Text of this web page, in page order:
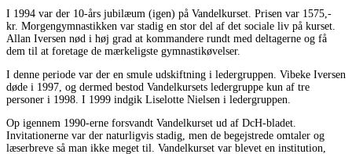
I 1994 var der 10-års jubilæum (igen) på Vandelkurset. Prisen var 1575,-
kr. Morgengymnastikken var stadig en stor del af det sociale liv på kurset.
Allan Iversen nød i høj grad at kommandere rundt med deltagerne og få
dem til at foretage de mærkeligste gymnastikøvelser.
I denne periode var der en smule udskiftning i ledergruppen. Vibeke Iversen
døde i 1997, og dermed bestod Vandelkursets ledergruppe kun af tre
personer i 1998. I 1999 indgik Liselotte Nielsen i ledergruppen.
Op igennem 1990-erne forsvandt Vandelkurset ud af DcH-bladet.
Invitationerne var der naturligvis stadig, men de begejstrede omtaler og
læserbreve så man ikke meget til. Vandelkurset var blevet en institution,